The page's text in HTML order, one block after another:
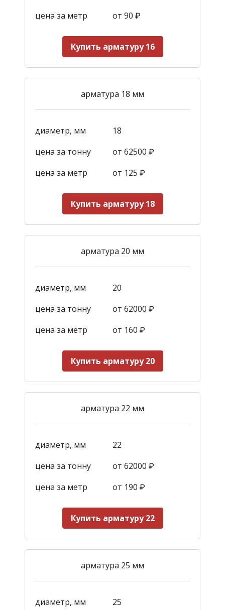
цена за метр от 90 ₽
Купить арматуру 16
арматура 18 мм
диаметр, мм
18
цена за тонну
от 62500 ₽
цена за метр
от 125 ₽
Купить арматуру 18
арматура 20 мм
диаметр, мм
20
цена за тонну
от 62000 ₽
цена за метр
от 160 ₽
Купить арматуру 20
арматура 22 мм
диаметр, мм
22
цена за тонну
от 62000 ₽
цена за метр
от 190 ₽
Купить арматуру 22
арматура 25 мм
диаметр, мм
25